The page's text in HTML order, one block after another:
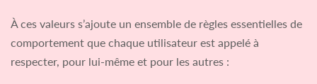
À ces valeurs s’ajoute un ensemble de règles essentielles de
comportement que chaque utilisateur est appelé à
respecter, pour lui-même et pour les autres :